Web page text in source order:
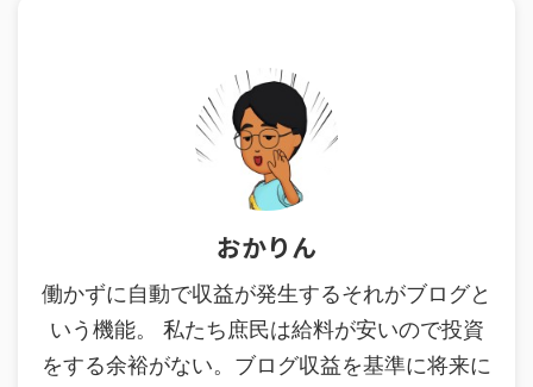
おかりん
働かずに自動で収益が発生するそれがブログと
いう機能。 私たち庶民は給料が安いので投資
をする余裕がない。ブログ収益を基準に将来に